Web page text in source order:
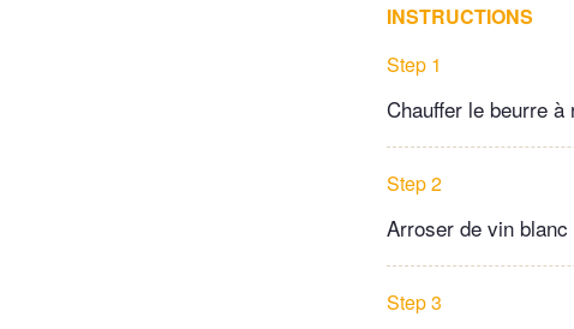
INSTRUCTIONS
Step 1
Chauffer le beurre
Step 2
Arroser de vin
Step 3